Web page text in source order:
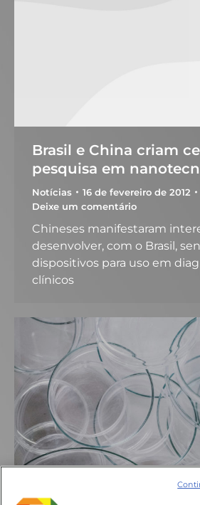
Brasil e China criam
pesquisa em
Notícias
16 de fevereiro de 2012
Deixe um comentário
Chineses manifestaram
desenvolver, com o Brasil,
dispositivos para uso em
clínicos
Criado centro de